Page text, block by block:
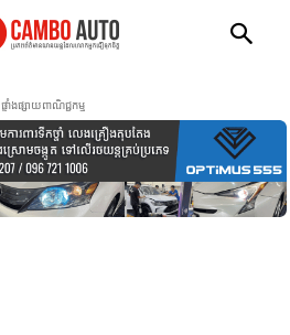
ផ្ទាំងផ្សាយពាណិជ្ជកម្ម